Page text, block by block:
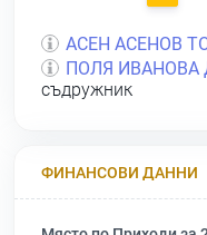
АСЕН АСЕНОВ
ПОЛЯ
съдружник
ФИНАНСОВИ ДАННИ